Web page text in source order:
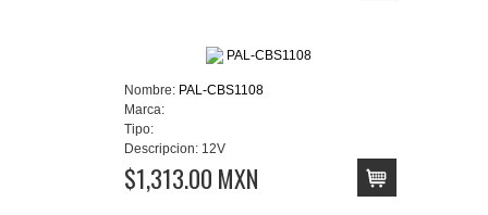
Nombre: PAL-CBS1108
Marca:
Tipo:
Descripcion: 12V
$1,313.00 MXN